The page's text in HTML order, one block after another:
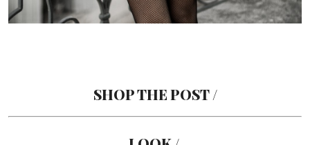
SHOP THE POST /